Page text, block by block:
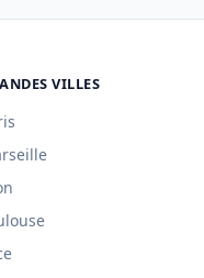
VILLES